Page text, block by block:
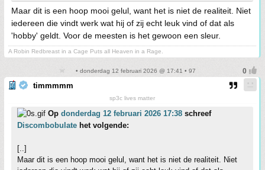
Maar dit is een hoop mooi gelul, want het is niet de realiteit. Niet
iedereen die vindt werk wat hij of zij echt leuk vind of dat als
'hobby' geldt. Voor de meesten is het gewoon een sleur.
A Robin Redbreast in a Cage Puts all Heaven in a Rage.
• donderdag 12 februari 2026 @ 17:41 • 97
timmmmm
sp3c lives matter
Op donderdag 12 februari 2026 17:38 schreef
Discombobulate het volgende:
[..]
Maar dit is een hoop mooi gelul, want het is niet de realiteit. Niet